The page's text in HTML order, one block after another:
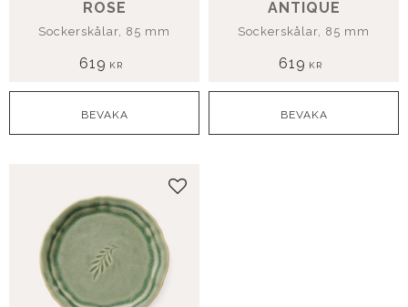
ROSE
Sockerskålar, 85 mm
619 KR
ANTIQUE
Sockerskålar, 85 mm
619 KR
Lägg till i favoriter